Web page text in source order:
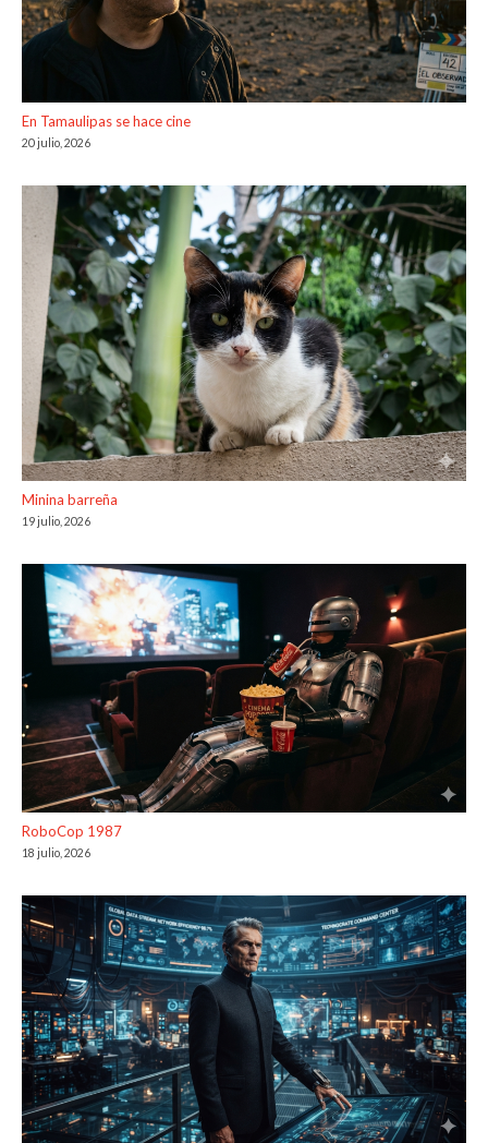
En Tamaulipas se hace cine
20 julio, 2026
Minina barreña
19 julio, 2026
RoboCop 1987
18 julio, 2026